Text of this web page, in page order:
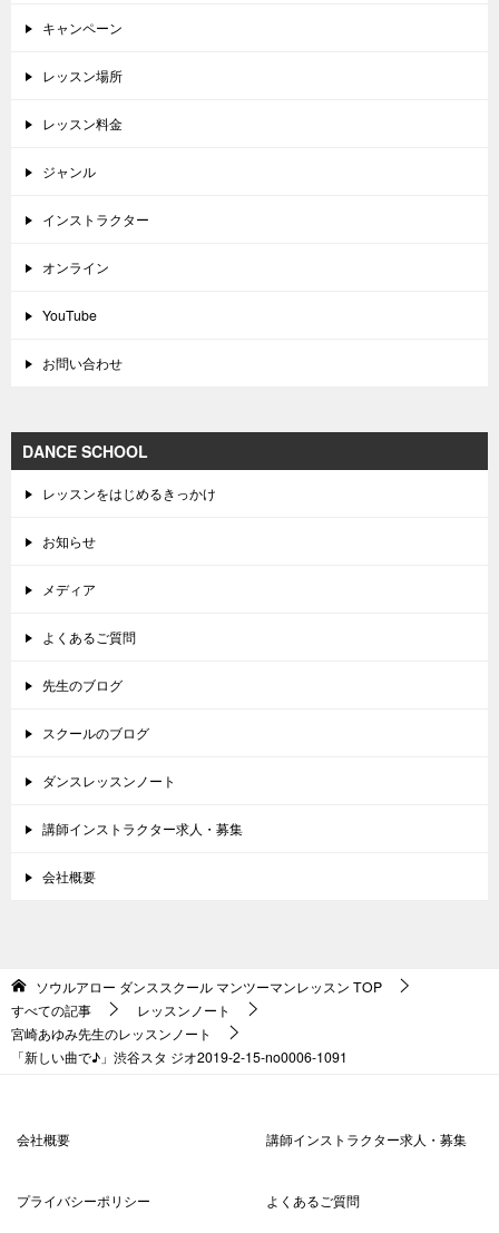
キャンペーン
レッスン場所
レッスン料金
ジャンル
インストラクター
オンライン
YouTube
お問い合わせ
DANCE SCHOOL
レッスンをはじめるきっかけ
お知らせ
メディア
よくあるご質問
先生のブログ
スクールのブログ
ダンスレッスンノート
講師インストラクター求人・募集
会社概要
ソウルアロー ダンススクール マンツーマンレッスン TOP
すべての記事
レッスンノート
宮崎あゆみ先生のレッスンノート
「新しい曲で♪」渋谷スタ ジオ2019-2-15-no0006-1091
会社概要 講師インストラクター求人・募集
プライバシーポリシー よくあるご質問